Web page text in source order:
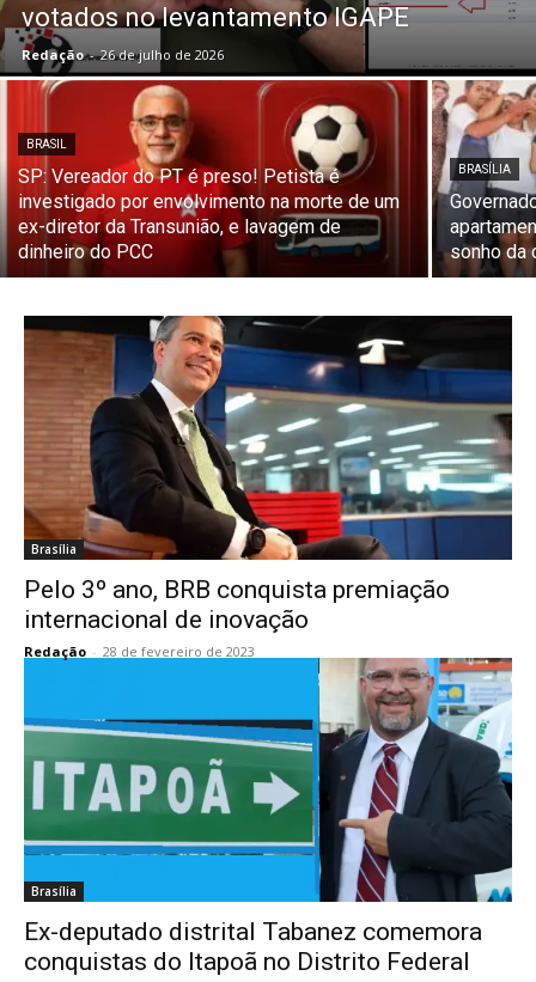
votados no levantamento IGAPE
Redação - 26 de julho de 2026
BRASIL
SP: Vereador do PT é preso! Petista é
investigado por envolvimento na morte de um
ex-diretor da Transunião, e lavagem de
dinheiro do PCC
BRASÍLIA
sonho da
Brasília
Pelo 3º ano, BRB conquista premiação
internacional de inovação
Redação - 28 de fevereiro de 2023
Brasília
Ex-deputado distrital Tabanez comemora
conquistas do Itapoã no Distrito Federal